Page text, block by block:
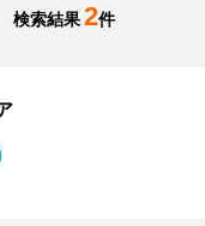
検索結果2件